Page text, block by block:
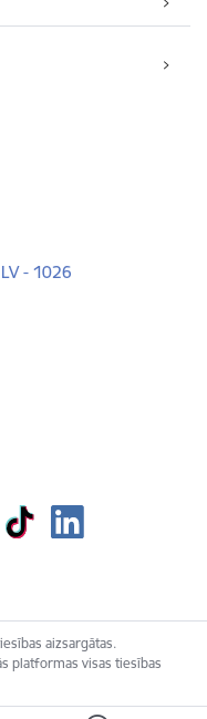
- 1026
aizsargātas.
platformas visas tiesības